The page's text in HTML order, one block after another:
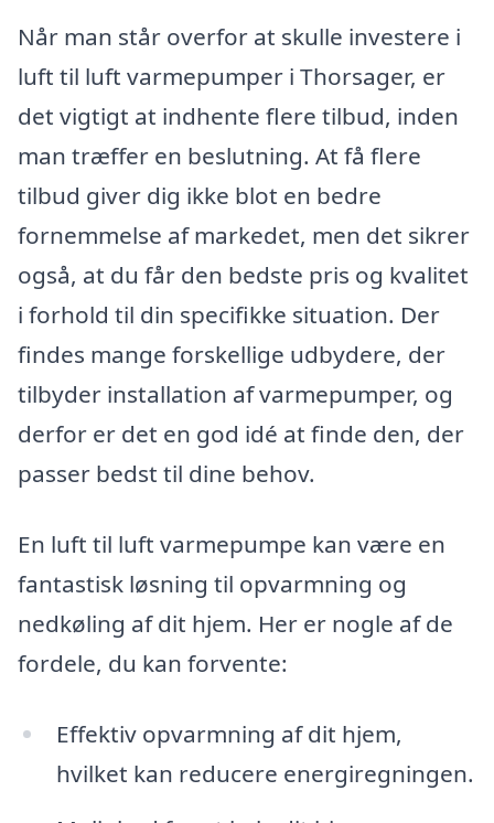
Når man står overfor at skulle investere i
luft til luft varmepumper i Thorsager, er
det vigtigt at indhente flere tilbud, inden
man træffer en beslutning. At få flere
tilbud giver dig ikke blot en bedre
fornemmelse af markedet, men det sikrer
også, at du får den bedste pris og kvalitet
i forhold til din specifikke situation. Der
findes mange forskellige udbydere, der
tilbyder installation af varmepumper, og
derfor er det en god idé at finde den, der
passer bedst til dine behov.
En luft til luft varmepumpe kan være en
fantastisk løsning til opvarmning og
nedkøling af dit hjem. Her er nogle af de
fordele, du kan forvente:
Effektiv opvarmning af dit hjem,
hvilket kan reducere energiregningen.